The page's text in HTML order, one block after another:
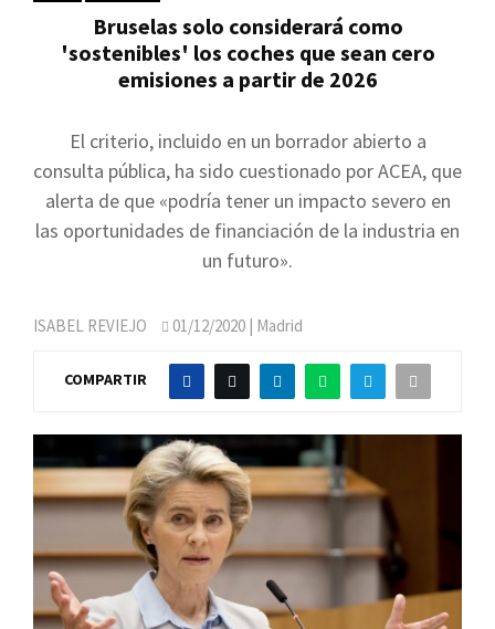
Bruselas solo considerará como
'sostenibles' los coches que sean cero
emisiones a partir de 2026
El criterio, incluido en un borrador abierto a
consulta pública, ha sido cuestionado por ACEA, que
alerta de que «podría tener un impacto severo en
las oportunidades de financiación de la industria en
un futuro».
ISABEL REVIEJO 01/12/2020 | Madrid
COMPARTIR